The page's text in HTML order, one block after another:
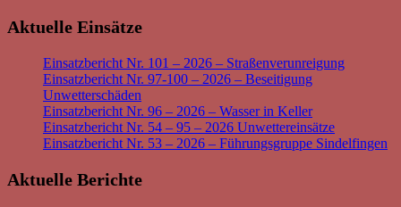
Aktuelle Einsätze
Einsatzbericht Nr. 101 – 2026 – Straßenverunreigung
Einsatzbericht Nr. 97-100 – 2026 – Beseitigung
Unwetterschäden
Einsatzbericht Nr. 96 – 2026 – Wasser in Keller
Einsatzbericht Nr. 54 – 95 – 2026 Unwettereinsätze
Einsatzbericht Nr. 53 – 2026 – Führungsgruppe Sindelfingen
Aktuelle Berichte